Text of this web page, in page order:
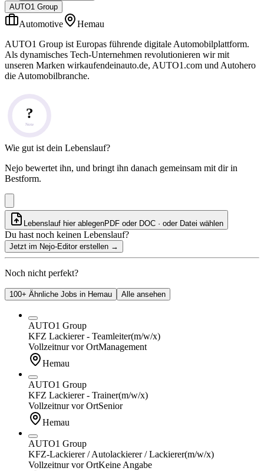
AUTO1 Group
Automotive
Hemau
AUTO1 Group ist Europas führende digitale Automobilplattform.
Als dynamisches Tech-Unternehmen revolutionieren wir mit
unseren Marken wirkaufendeinauto.de, AUTO1.com und Autohero
die Automobilbranche.
?
Note
Wie gut ist dein Lebenslauf?
Nejo bewertet ihn, und bringt ihn danach gemeinsam mit dir in
Bestform.
Lebenslauf hier ablegenPDF oder DOC · oder Datei wählen
Du hast noch keinen Lebenslauf?
Jetzt im Nejo-Editor erstellen →
Noch nicht perfekt?
100+ Ähnliche Jobs in Hemau Alle ansehen
AUTO1 Group
KFZ Lackierer - Teamleiter(m/w/x)
Vollzeitnur vor OrtManagement
Hemau
AUTO1 Group
KFZ Lackierer - Trainer(m/w/x)
Vollzeitnur vor OrtSenior
Hemau
AUTO1 Group
KFZ-Lackierer / Autolackierer / Lackierer(m/w/x)
Vollzeitnur vor OrtKeine Angabe